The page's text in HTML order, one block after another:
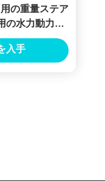
の重量ステア
の水力動力ス
89735610
入手